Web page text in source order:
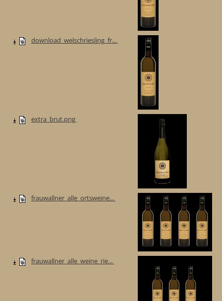
download_welschriesling_fr...
extra_brut.png
frauwallner_alle_ortsweine...
frauwallner_alle_weine_rie...